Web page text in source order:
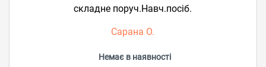
складне поруч.Навч.посіб.
Сарана О.
Немає в наявності